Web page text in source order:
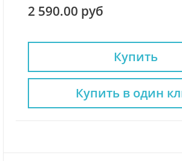
2 590.00 руб
Купить
Купить в один